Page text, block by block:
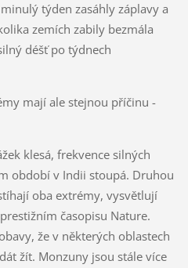
týden zasáhly záplavy a
zemích zabily bezmála
déšť po týdnech
mají ale stejnou příčinu -
klesá, frekvence silných
období v Indii stoupá. Druhou
oba extrémy, vysvětlují
časopisu Nature.
že v některých oblastech
žít. Monzuny jsou stále více